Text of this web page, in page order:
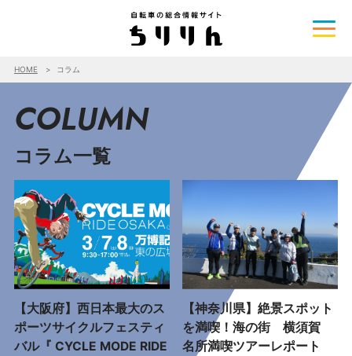
HOME コラム
COLUMN
コラム一覧
【大阪府】西日本最大のス
ポーツサイクルフェスティ
バル『 CYCLE MODE RIDE
【神奈川県】絶景スポット
を満喫！海の街 横須賀
名所満喫ツアーレポート